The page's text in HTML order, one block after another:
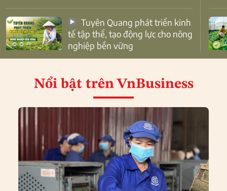
tế tập thể, tạo động lực cho nông
nghiệp bền vững
Nổi bật trên VnBusiness